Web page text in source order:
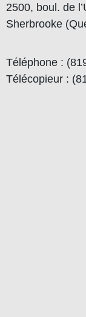
2500, boul. de
Sherbrooke
Téléphone :
Télécopieur :